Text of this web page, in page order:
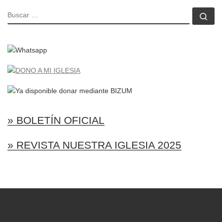
BUSCAR
» BOLETÍN OFICIAL
» REVISTA NUESTRA IGLESIA 2025